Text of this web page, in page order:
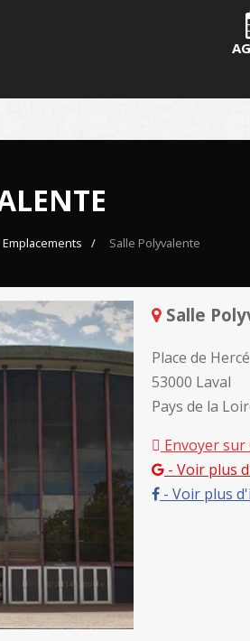
Emplacements Salle Polyvalente
Salle
Place de Hercé
53000 Laval
Pays de la
Envoyer
- Voir plus
- Voir plus